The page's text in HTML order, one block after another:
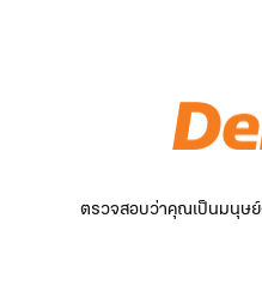
ตรวจสอบว่าคุณเป็นมนุษย์